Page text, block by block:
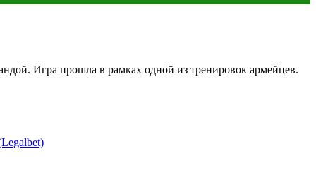
Игра прошла в рамках одной из тренировок армейцев.